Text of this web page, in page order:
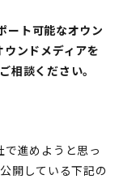
ート可能なオウン
ウンドメディアを
相談ください。
で進めようと思っ
開している下記の